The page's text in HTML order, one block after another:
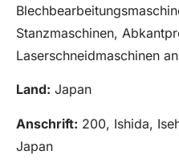
Stanzmaschinen,
Laserschneidmaschinen
Land: Japan
Anschrift: 200, Ishida,
Japan